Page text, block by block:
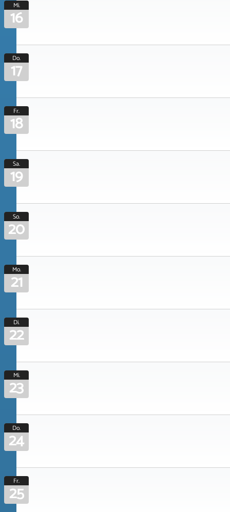
Mi.
16
Do.
17
Fr.
18
Sa.
19
So.
20
Mo.
21
Di.
22
Mi.
23
Do.
24
Fr.
25